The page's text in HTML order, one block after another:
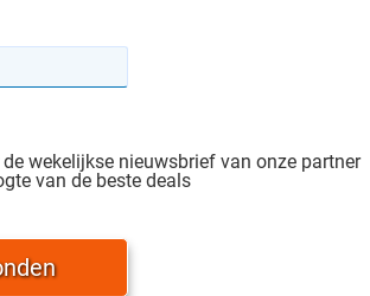
wekelijkse nieuwsbrief van onze partner
van de beste deals